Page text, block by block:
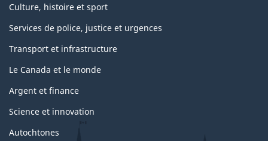
Culture, histoire et sport
Services de police, justice et urgences
Transport et infrastructure
Le Canada et le monde
Argent et finance
Science et innovation
Autochtones